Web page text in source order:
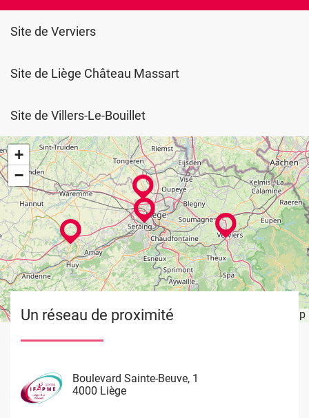
+
−
OpenStreetMap
Un réseau de proximité
Image
Boulevard Sainte-Beuve, 1
4000 Liège
Image
Rue de Limbourg, 37
4800 Verviers
Image
Rue du Château Massart, 70
4000 Liège
Image
Waremme 101
4530 Villers Le Bouillet
Site de Verviers
Site de Liège Château Massart
Site de Villers-Le-Bouillet